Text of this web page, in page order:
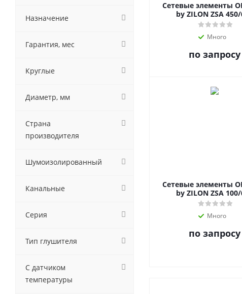
Сетевые элементы
by ZILON ZSA
Много
по запросу
Сетевые элементы
by ZILON ZSA
Много
по запросу
Назначение
Гарантия, мес
Круглые
Диаметр, мм
Страна
производителя
Шумоизолированный
Канальные
Серия
Тип глушителя
С датчиком
температуры